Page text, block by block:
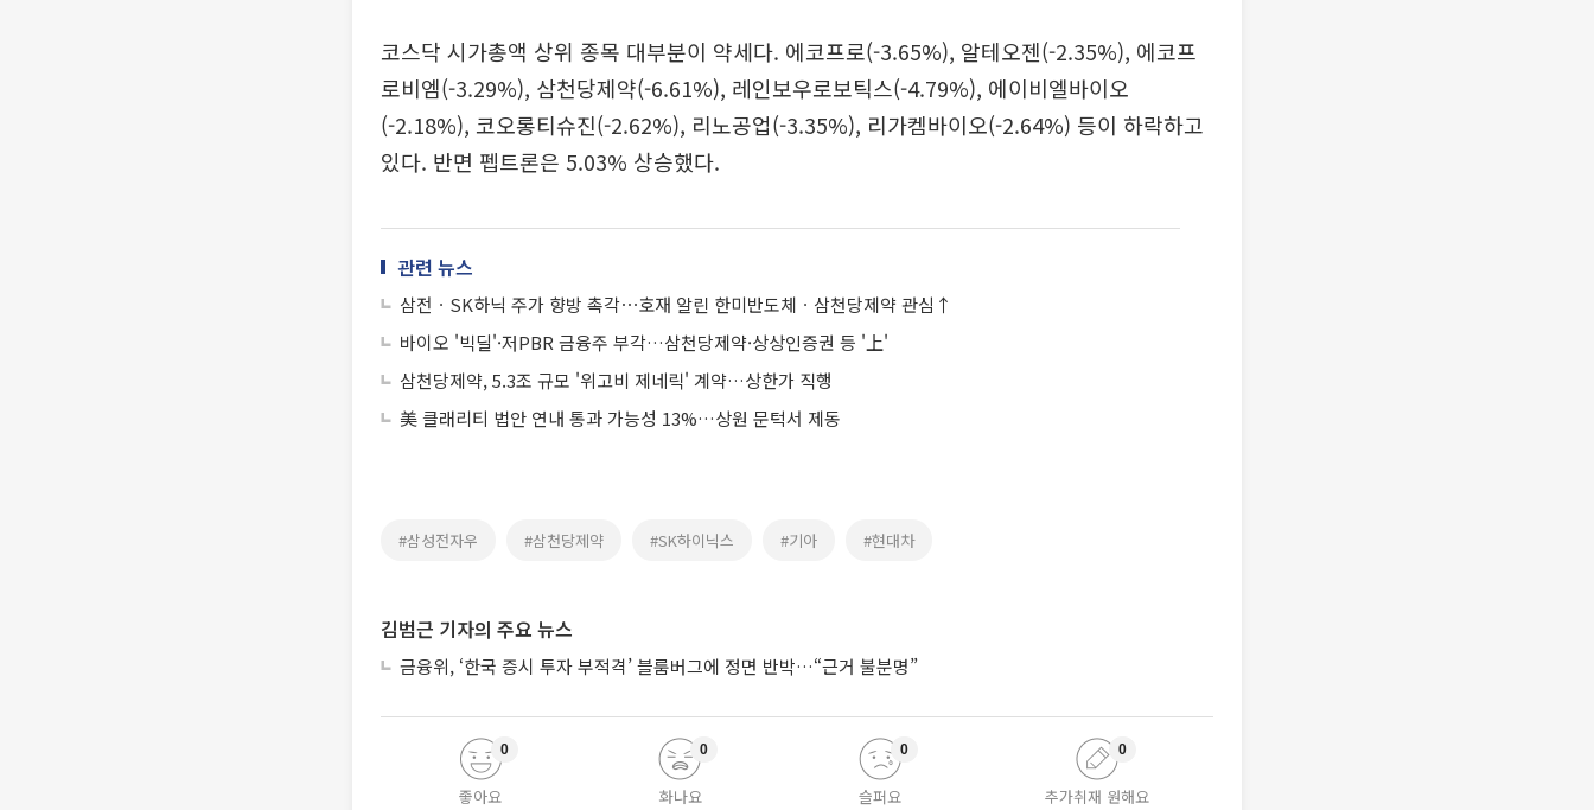
코스닥 시가총액 상위 종목 대부분이 약세다. 에코프로(-3.65%), 알테오젠(-2.35%), 에코프
로비엠(-3.29%), 삼천당제약(-6.61%), 레인보우로보틱스(-4.79%), 에이비엘바이오
(-2.18%), 코오롱티슈진(-2.62%), 리노공업(-3.35%), 리가켐바이오(-2.64%) 등이 하락하고
있다. 반면 펩트론은 5.03% 상승했다.
관련 뉴스
삼전ㆍSK하닉 주가 향방 촉각⋯호재 알린 한미반도체ㆍ삼천당제약 관심↑
바이오 '빅딜'·저PBR 금융주 부각…삼천당제약·상상인증권 등 '上'
삼천당제약, 5.3조 규모 '위고비 제네릭' 계약…상한가 직행
美 클래리티 법안 연내 통과 가능성 13%…상원 문턱서 제동
#삼성전자우 #삼천당제약 #SK하이닉스 #기아 #현대차
김범근 기자의 주요 뉴스
금융위, ‘한국 증시 투자 부적격’ 블룸버그에 정면 반박…“근거 불분명”
좋아요
0
화나요
0
슬퍼요
0
추가취재 원해요
0